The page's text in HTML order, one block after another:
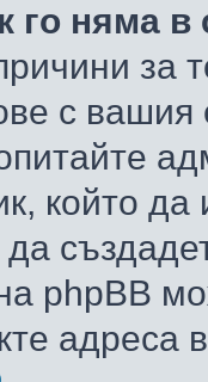
го няма в
за
с вашия
който да
phpBB
адреса